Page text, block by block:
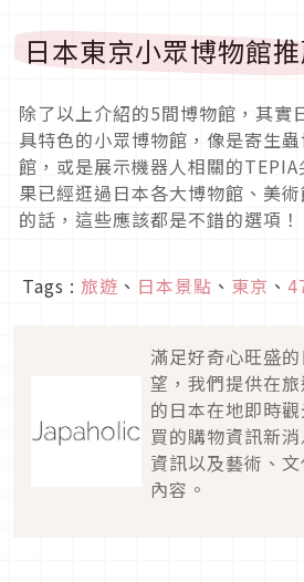
日本東京小眾博物館
除了以上介紹的5間博物館，其實
具特色的小眾博物館，像是寄生
館，或是展示機器人相關的TEPIA
果已經逛過日本各大博物館、美術
的話，這些應該都是不錯的選項！
Tags : 旅遊 、 日本景點 、 東京 、
滿足好奇心旺盛
望，我們提供在
的日本在地即時
買的購物資訊新
資訊以及藝術、
內容。